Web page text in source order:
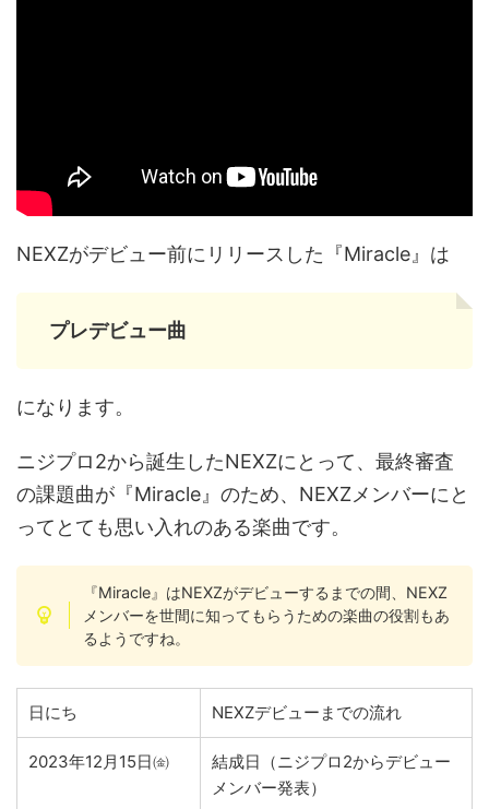
NEXZがデビュー前にリリースした『Miracle』は
プレデビュー曲
になります。
ニジプロ2から誕生したNEXZにとって、最終審査
の課題曲が『Miracle』のため、NEXZメンバーにと
ってとても思い入れのある楽曲です。
『Miracle』はNEXZがデビューするまでの間、NEXZ
メンバーを世間に知ってもらうための楽曲の役割もあ
るようですね。
日にち NEXZデビューまでの流れ
2023年12月15日㈮
結成日（ニジプロ2からデビュー
メンバー発表）